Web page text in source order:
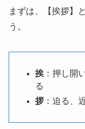
まずは、【挨拶】
う。
挨：押し開
る
拶：迫る、